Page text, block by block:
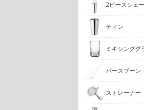
2ピースシェ
ティン
ミキシンググ
バースプーン
ストレーナー